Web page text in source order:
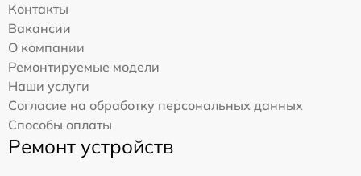
Контакты
Вакансии
О компании
Ремонтируемые модели
Наши услуги
Согласие на обработку персональных данных
Способы оплаты
Ремонт устройств